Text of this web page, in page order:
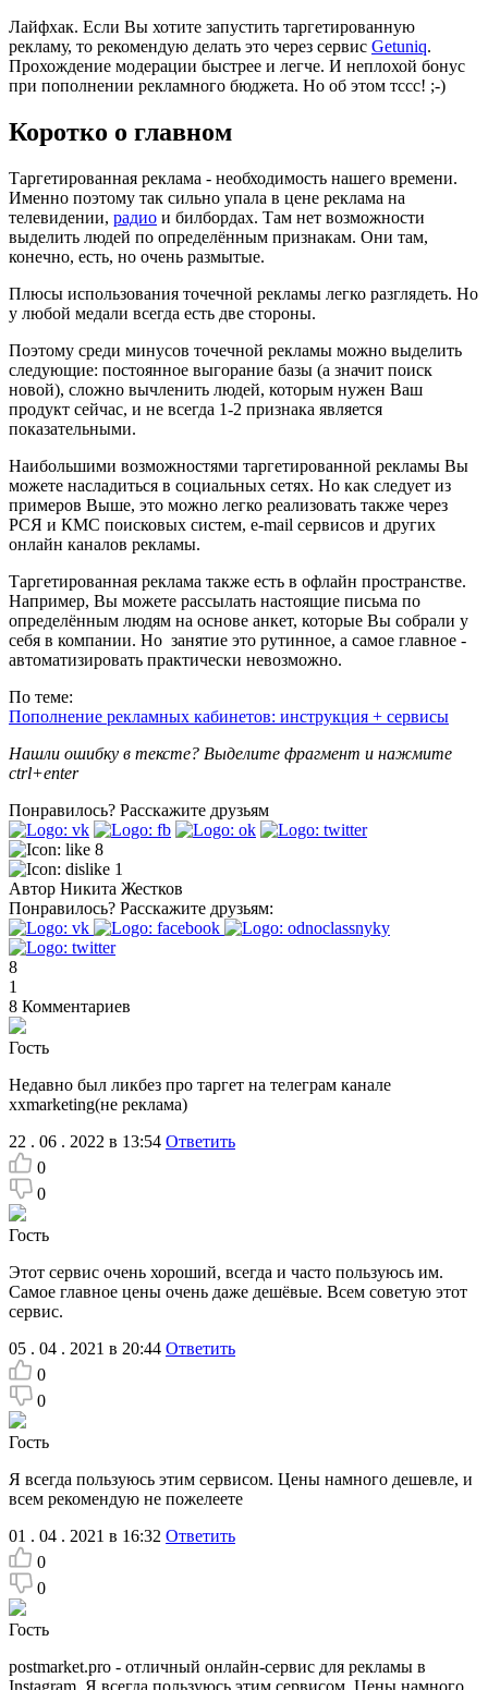
Лайфхак. Если Вы хотите запустить таргетированную
рекламу, то рекомендую делать это через сервис Getuniq.
Прохождение модерации быстрее и легче. И неплохой бонус
при пополнении рекламного бюджета. Но об этом тссс! ;-)
Коротко о главном
Таргетированная реклама - необходимость нашего времени.
Именно поэтому так сильно упала в цене реклама на
телевидении, радио и билбордах. Там нет возможности
выделить людей по определённым признакам. Они там,
конечно, есть, но очень размытые.
Плюсы использования точечной рекламы легко разглядеть. Но
у любой медали всегда есть две стороны.
Поэтому среди минусов точечной рекламы можно выделить
следующие: постоянное выгорание базы (а значит поиск
новой), сложно вычленить людей, которым нужен Ваш
продукт сейчас, и не всегда 1-2 признака является
показательными.
Наибольшими возможностями таргетированной рекламы Вы
можете насладиться в социальных сетях. Но как следует из
примеров Выше, это можно легко реализовать также через
РСЯ и КМС поисковых систем, e-mail сервисов и других
онлайн каналов рекламы.
Таргетированная реклама также есть в офлайн пространстве.
Например, Вы можете рассылать настоящие письма по
определённым людям на основе анкет, которые Вы собрали у
себя в компании. Но занятие это рутинное, а самое главное -
автоматизировать практически невозможно.
По теме:
Пополнение рекламных кабинетов: инструкция + сервисы
Нашли ошибку в тексте? Выделите фрагмент и нажмите
ctrl+enter
Понравилось? Расскажите друзьям
8
1
Автор Никита Жестков
Понравилось? Расскажите друзьям:
8
1
8 Комментариев
Гость
Недавно был ликбез про таргет на телеграм канале
xxmarketing(не реклама)
22 . 06 . 2022 в 13:54 Ответить
0
0
Гость
Этот сервис очень хороший, всегда и часто пользуюсь им.
Самое главное цены очень даже дешёвые. Всем советую этот
сервис.
05 . 04 . 2021 в 20:44 Ответить
0
0
Гость
Я всегда пользуюсь этим сервисом. Цены намного дешевле, и
всем рекомендую не пожелеете
01 . 04 . 2021 в 16:32 Ответить
0
0
Гость
postmarket.pro - отличный онлайн-сервис для рекламы в
Instagram. Я всегда пользуюсь этим сервисом. Цены намного